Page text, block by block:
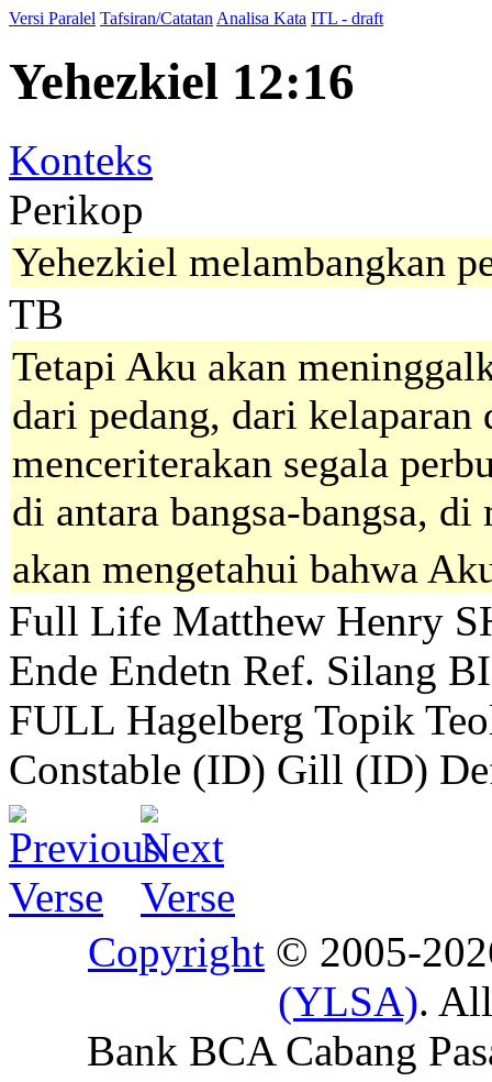
Versi Paralel Tafsiran/Catatan Analisa Kata ITL - draft
Yehezkiel 12:16
Konteks
Perikop
Yehezkiel melambangkan
TB
Tetapi Aku akan
dari pedang, dari kelaparan
menceriterakan segala
di antara bangsa-bangsa,
akan mengetahui bahwa
Full Life Matthew Henry
Ende Endetn Ref. Silang
FULL Hagelberg Topik
Constable (ID) Gill (ID)
Copyright © 2005-
(YLSA).
Bank BCA Cabang